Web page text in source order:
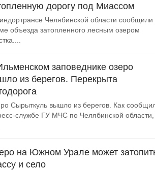
дорогу под Миассом
Челябинской области сообщили
объезда затопленного лесным озером
заповеднике озеро
из берегов. Перекрыта
Сырыткуль вышло из берегов. Как
службе ГУ МЧС по Челябинской области,
на Южном Урале может
и село